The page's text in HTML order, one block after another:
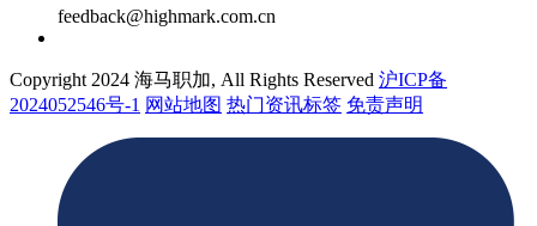
feedback@highmark.com.cn
Copyright 2024 海马职加, All Rights Reserved 沪ICP备
2024052546号-1 网站地图 热门资讯标签 免责声明